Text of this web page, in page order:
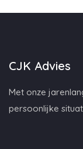
CJK Advies
Met onze
persoonlijke